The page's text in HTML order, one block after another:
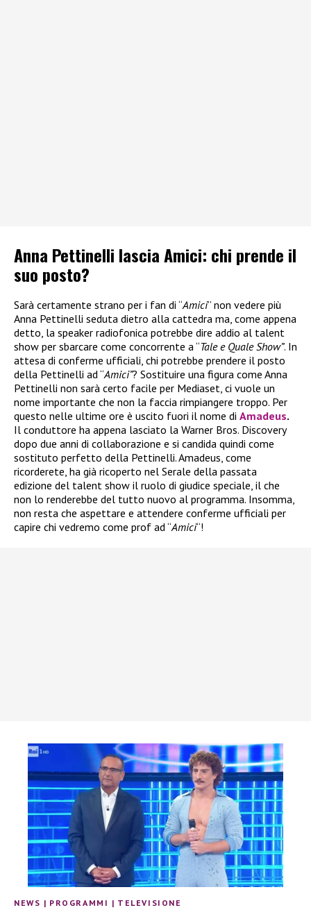
Anna Pettinelli lascia Amici: chi prende il
suo posto?
Sarà certamente strano per i fan di “Amici” non vedere più
Anna Pettinelli seduta dietro alla cattedra ma, come appena
detto, la speaker radiofonica potrebbe dire addio al talent
show per sbarcare come concorrente a “Tale e Quale Show”. In
attesa di conferme ufficiali, chi potrebbe prendere il posto
della Pettinelli ad “Amici”? Sostituire una figura come Anna
Pettinelli non sarà certo facile per Mediaset, ci vuole un
nome importante che non la faccia rimpiangere troppo. Per
questo nelle ultime ore è uscito fuori il nome di Amadeus.
Il conduttore ha appena lasciato la Warner Bros. Discovery
dopo due anni di collaborazione e si candida quindi come
sostituto perfetto della Pettinelli. Amadeus, come
ricorderete, ha già ricoperto nel Serale della passata
edizione del talent show il ruolo di giudice speciale, il che
non lo renderebbe del tutto nuovo al programma. Insomma,
non resta che aspettare e attendere conferme ufficiali per
capire chi vedremo come prof ad “Amici“!
NEWS | PROGRAMMI | TELEVISIONE